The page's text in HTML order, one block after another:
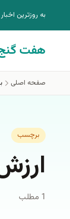
به روزترين
هفت
صفحه اصلی
برچسب
1 مطلب